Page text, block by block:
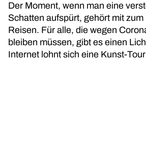
Der Moment, wenn man eine
Schatten aufspürt, gehört mit
Reisen. Für alle, die wegen
bleiben müssen, gibt es einen
Internet lohnt sich eine Kunst-